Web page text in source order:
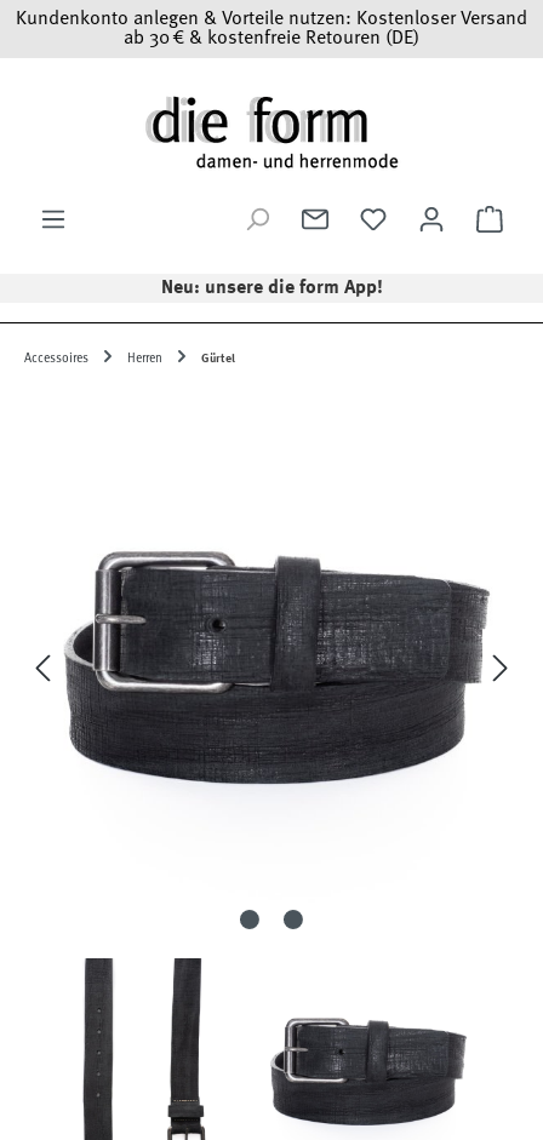
Zum Hauptinhalt springen
Kundenkonto anlegen & Vorteile nutzen: Kostenloser Versand
ab 30 € & kostenfreie Retouren (DE)
Neu: unsere die form App!
Accessoires Herren Gürtel